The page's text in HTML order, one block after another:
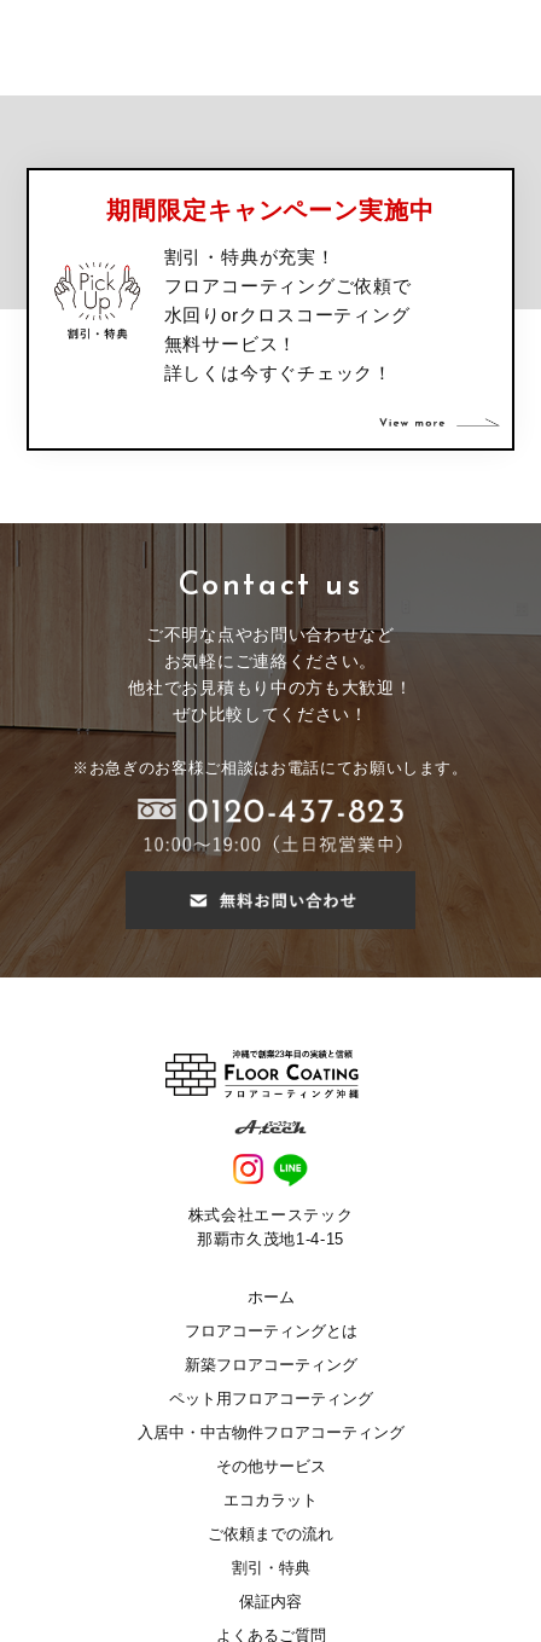
期間限定キャンペーン実施中
割引・特典が充実！
フロアコーティングご依頼で
水回りorクロスコーティング
無料サービス！
詳しくは今すぐチェック！
Contact us
ご不明な点やお問い合わせなど
お気軽にご連絡ください。
他社でお見積もり中の方も大歓迎！
ぜひ比較してください！
※お急ぎのお客様ご相談はお電話にてお願いします。
株式会社エーステック
那覇市久茂地1-4-15
ホーム
フロアコーティングとは
新築フロアコーティング
ペット用フロアコーティング
入居中・中古物件フロアコーティング
その他サービス
エコカラット
ご依頼までの流れ
割引・特典
保証内容
よくあるご質問